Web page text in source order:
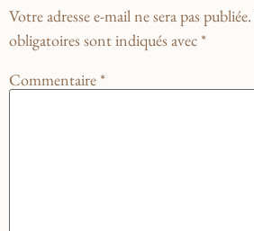
Votre adresse e-mail ne sera pas publiée.
obligatoires sont indiqués avec*
Commentaire*